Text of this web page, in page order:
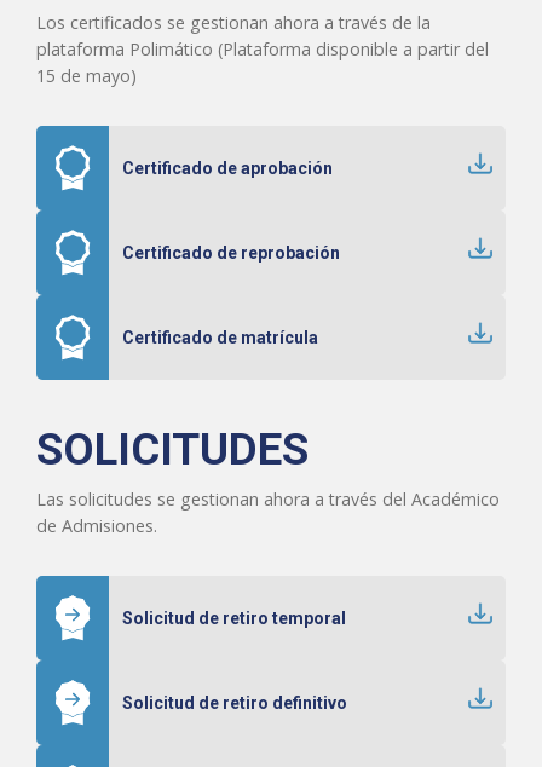
Los certificados se gestionan ahora a través de la
plataforma Polimático (Plataforma disponible a partir del
15 de mayo)
Certificado de aprobación
Certificado de reprobación
Certificado de matrícula
SOLICITUDES
Las solicitudes se gestionan ahora a través del Académico
de Admisiones.
Solicitud de retiro temporal
Solicitud de retiro definitivo